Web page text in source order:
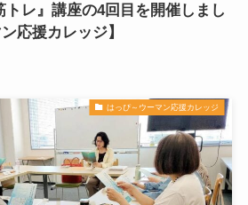
トレ』講座の4回目を開催しまし
応援カレッジ】
はっぴ～ウーマン応援カレッジ